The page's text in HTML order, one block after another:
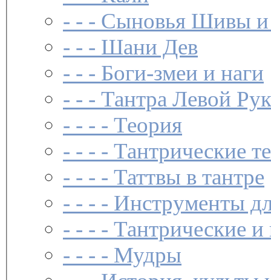
- - - Сыновья Шивы
- - - Шани Дев
- - - Боги-змеи и наги
- - - Тантра Левой
- - - - Теория
- - - - Тантрические
- - - - Таттвы в тантре
- - - - Инструменты
- - - - Тантрические
- - - - Мудры